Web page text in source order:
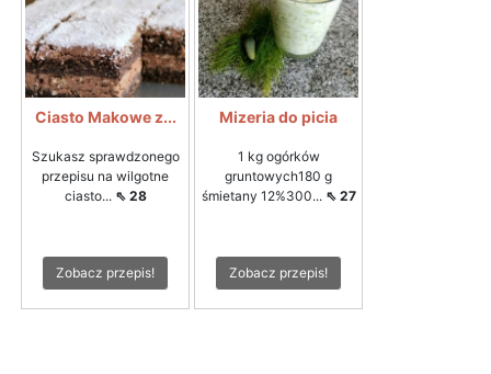
Ciasto Makowe z...
Szukasz sprawdzonego
przepisu na wilgotne
ciasto... ⇖ 28
Zobacz przepis!
Mizeria do picia
1 kg ogórków
gruntowych180 g
śmietany 12%300... ⇖ 27
Zobacz przepis!